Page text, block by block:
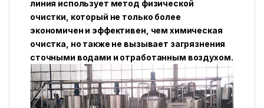
линия использует метод физической
очистки, который не только более
экономичен и эффективен, чем химическая
очистка, но также не вызывает загрязнения
сточными водами и отработанным воздухом.